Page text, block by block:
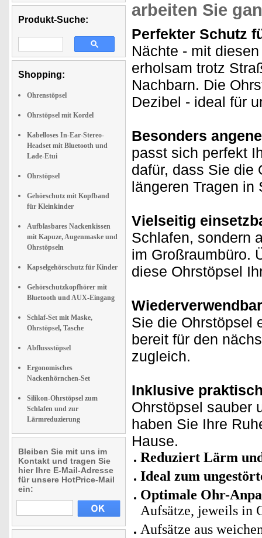
Produkt-Suche:
Shopping:
Ohrenstöpsel
Ohrstöpsel mit Kordel
Kabelloses In-Ear-Stereo-
Headset mit Bluetooth und
Lade-Etui
Ohrstöpsel
Gehörschutz mit Kopfband
für Kleinkinder
Aufblasbares Nackenkissen
mit Kapuze, Augenmaske und
Ohrstöpseln
Kapselgehörschutz für Kinder
Gehörschutzkopfhörer mit
Bluetooth und AUX-Eingang
Schlaf-Set mit Maske,
Ohrstöpsel, Tasche
Abflussstöpsel
Ergonomisches
Nackenhörnchen-Set
Silikon-Ohrstöpsel zum
Schlafen und zur
Lärmreduzierung
Bleiben Sie mit uns im
Kontakt und tragen Sie
hier Ihre E-Mail-Adresse
für unsere HotPrice-Mail
ein:
arbeiten Sie
Perfekter Schutz
Nächte - mit
erholsam trotz
Nachbarn. Die
Dezibel - ideal für
Besonders
passt sich perfekt
dafür, dass Sie die
längeren Tragen in
Vielseitig
Schlafen, sondern
im Großraumbüro.
diese Ohrstöpsel
Sie die Ohrstöpsel
bereit für den
zugleich.
Inklusive
Ohrstöpsel sauber
haben Sie Ihre
Hause.
Reduziert Lärm
Ideal zum
Optimale Ohr-
Aufsätze, jeweils in
Aufsätze aus